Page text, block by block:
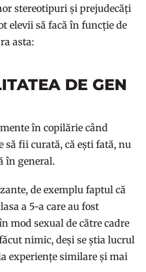
stereotipuri și prejudecăți
elevii să facă în funcție de
asta:
DE GEN
în copilărie când
să fii curată, că ești fată, nu
în general.
de exemplu faptul că
a 5-a care au fost
mod sexual de către cadre
nimic, deși se știa lucrul
experiențe similare și mai